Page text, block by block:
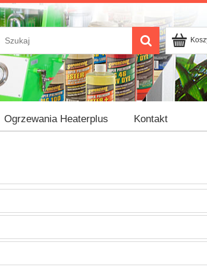
Ogrzewania Heaterplus Kontakt